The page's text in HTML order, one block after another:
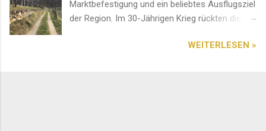
Marktbefestigung und ein beliebtes Ausflugsziel
der Region. Im 30-Jährigen Krieg rückten die
diesem Ort ein erbitterter und blutiger Kampf.
WEITERLESEN »